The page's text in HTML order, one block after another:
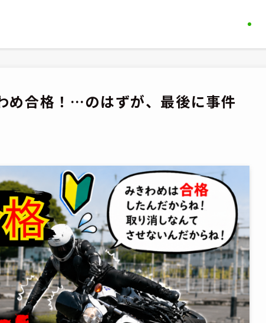
め合格！…のはずが、最後に事件